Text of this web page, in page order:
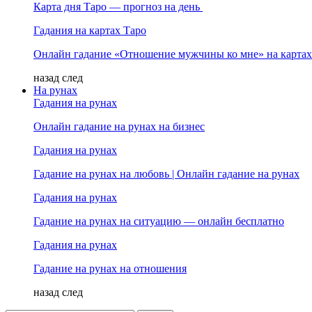
Карта дня Таро — прогноз на день
Гадания на картах Таро
Онлайн гадание «Отношение мужчины ко мне» на
назад след
На рунах
Гадания на рунах
Онлайн гадание на рунах на бизнес
Гадания на рунах
Гадание на рунах на любовь | Онлайн гадание на рунах
Гадания на рунах
Гадание на рунах на ситуацию — онлайн бесплатно
Гадания на рунах
Гадание на рунах на отношения
назад след